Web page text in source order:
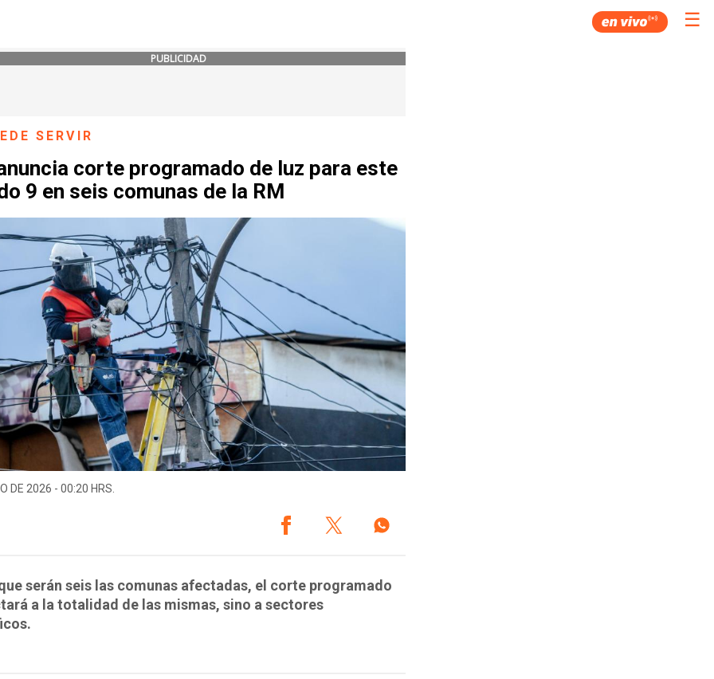
☰
PUBLICIDAD
SERVIR
corte programado de luz para este
9 en seis comunas de la RM
DE 2026 - 00:20 HRS.
serán seis las comunas afectadas, el corte programado
a la totalidad de las mismas, sino a sectores